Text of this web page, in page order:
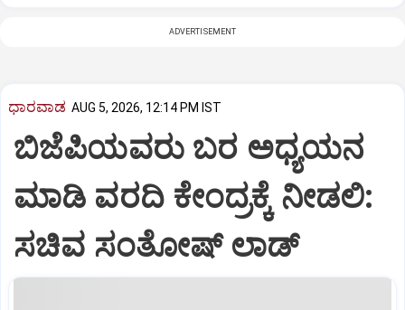
ADVERTISEMENT
ಧಾರವಾಡ AUG 5, 2026, 12:14 PM IST
ಬಿಜೆಪಿಯವರು ಬರ ಅಧ್ಯಯನ
ಮಾಡಿ ವರದಿ ಕೇಂದ್ರಕ್ಕೆ ನೀಡಲಿ‌:
ಸಚಿವ ಸಂತೋಷ್ ಲಾಡ್